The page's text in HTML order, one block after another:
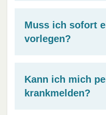
Muss ich sofort
vorlegen?
Kann ich mich
krankmelden?